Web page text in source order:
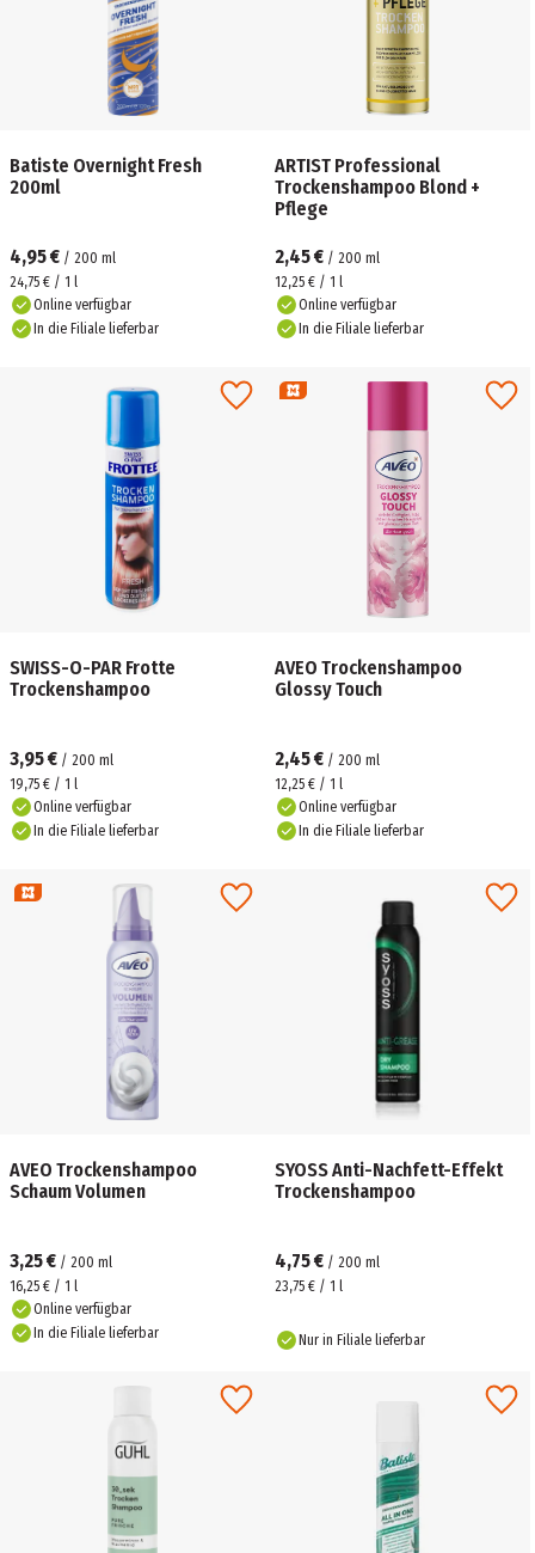
Batiste Overnight Fresh
200ml
4,95 € / 200 ml
24,75 € / 1 l
Online verfügbar
In die Filiale lieferbar
ARTIST Professional
Trockenshampoo Blond +
Pflege
2,45 € / 200 ml
12,25 € / 1 l
Online verfügbar
In die Filiale lieferbar
SWISS-O-PAR Frotte
Trockenshampoo
3,95 € / 200 ml
19,75 € / 1 l
Online verfügbar
In die Filiale lieferbar
AVEO Trockenshampoo
Glossy Touch
2,45 € / 200 ml
12,25 € / 1 l
Online verfügbar
In die Filiale lieferbar
AVEO Trockenshampoo
Schaum Volumen
3,25 € / 200 ml
16,25 € / 1 l
Online verfügbar
In die Filiale lieferbar
SYOSS Anti-Nachfett-Effekt
Trockenshampoo
4,75 € / 200 ml
23,75 € / 1 l
Nur in Filiale lieferbar